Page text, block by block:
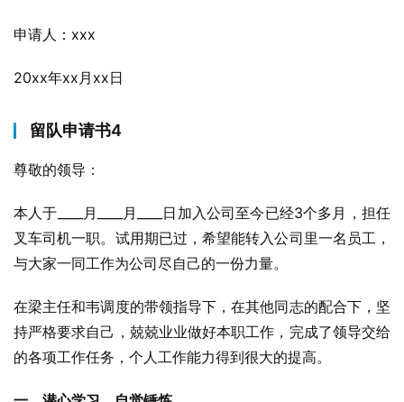
申请人：xxx
20xx年xx月xx日
留队申请书4
尊敬的领导：
本人于____月____月____日加入公司至今已经3个多月，担任
叉车司机一职。试用期已过，希望能转入公司里一名员工，
与大家一同工作为公司尽自己的一份力量。
在梁主任和韦调度的带领指导下，在其他同志的配合下，坚
持严格要求自己，兢兢业业做好本职工作，完成了领导交给
的各项工作任务，个人工作能力得到很大的提高。